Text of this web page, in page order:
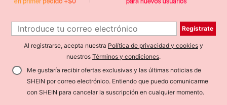
Regístrate
Al registrarse, acepta nuestra Política de privacidad y cookies y
nuestros Términos y condiciones.
Me gustaría recibir ofertas exclusivas y las últimas noticias de
SHEIN por correo electrónico. Entiendo que puedo comunicarme
con SHEIN para cancelar la suscripción en cualquier momento.